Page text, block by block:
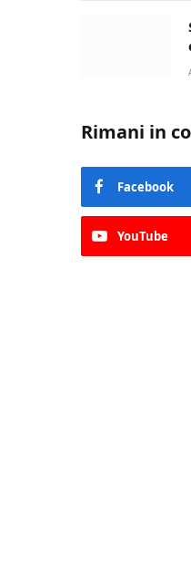
Rimani in
Facebook
YouTube